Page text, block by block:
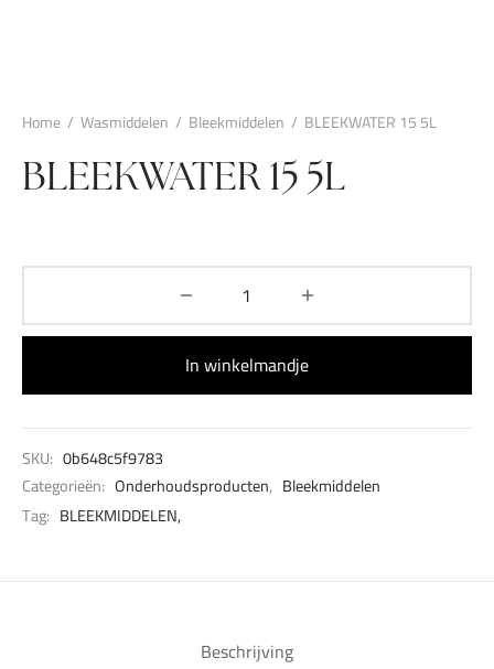
Home / Wasmiddelen / Bleekmiddelen / BLEEKWATER 15 5L
BLEEKWATER 15 5L
In winkelmandje
SKU: 0b648c5f9783
Categorieën: Onderhoudsproducten, Bleekmiddelen
Tag: BLEEKMIDDELEN,
Beschrijving